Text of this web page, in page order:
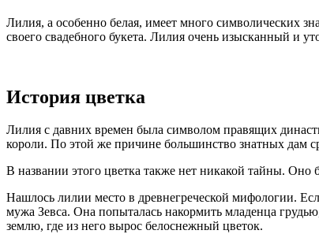
Лилия, а особенно белая, имеет много символических
своего свадебного букета. Лилия очень изысканный и
История цветка
Лилия с давних времен была символом правящих
короли. По этой же причине большинство знатных дам
В названии этого цветка также нет никакой тайны. Оно
Нашлось лилии место в древнегреческой мифологии.
мужа Зевса. Она попыталась накормить младенца
землю, где из него вырос белоснежный цветок.